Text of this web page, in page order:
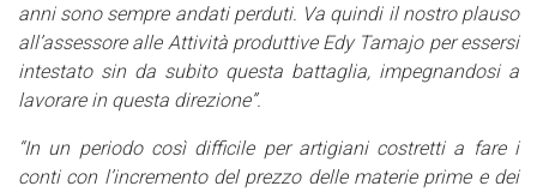
anni sono sempre andati perduti. Va quindi il nostro plauso
all’assessore alle Attività produttive Edy Tamajo per essersi
intestato sin da subito questa battaglia, impegnandosi a
lavorare in questa direzione”.
“In un periodo così difficile per artigiani costretti a fare i
conti con l’incremento del prezzo delle materie prime e dei